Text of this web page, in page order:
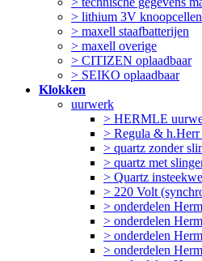
> lithium 3V knoopcellen
> maxell staafbatterijen
> maxell overige
> CITIZEN oplaadbaar
> SEIKO oplaadbaar
Klokken
uurwerk
> HERMLE
> Regula &
> quartz zonder
> quartz met
> Quartz
> 220 Volt
> onderdelen
> onderdelen
> onderdelen
> onderdelen